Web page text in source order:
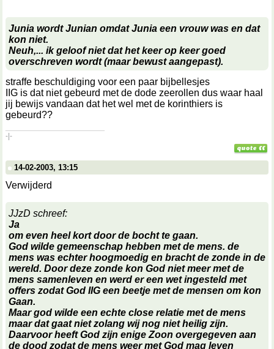
Junia wordt Junian omdat Junia een vrouw was en dat
kon niet.
Neuh,... ik geloof niet dat het keer op keer goed
overschreven wordt (maar bewust aangepast).
straffe beschuldiging voor een paar bijbellesjes
IIG is dat niet gebeurd met de dode zeerollen dus waar haal
jij bewijs vandaan dat het wel met de korinthiers is
gebeurd??
-|-
14-02-2003, 13:15
Verwijderd
JJzD schreef:
Ja
om even heel kort door de bocht te gaan.
God wilde gemeenschap hebben met de mens. de
mens was echter hoogmoedig en bracht de zonde in de
wereld. Door deze zonde kon God niet meer met de
mens samenleven en werd er een wet ingesteld met
offers zodat God IIG een beetje met de mensen om kon
Gaan.
Maar god wilde een echte close relatie met de mens
maar dat gaat niet zolang wij nog niet heilig zijn.
Daarvoor heeft God zijn enige Zoon overgegeven aan
de dood zodat de mens weer met God mag leven